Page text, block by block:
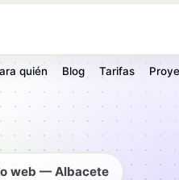
quién Blog Tarifas
web — Albacete